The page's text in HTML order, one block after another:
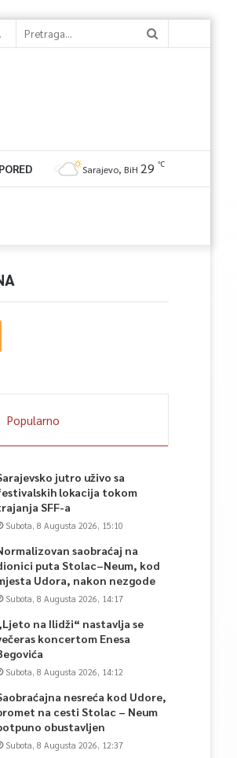
Sarajevo, BiH 29 ℃
Popularno
jutro uživo sa
lokacija tokom
SFF-a
Subota, 8 Augusta 2026, 15:10
saobraćaj na
puta Stolac–Neum, kod
Udora, nakon nezgode
Subota, 8 Augusta 2026, 14:17
na Ilidži“ nastavlja se
koncertom Enesa
Subota, 8 Augusta 2026, 14:12
nesreća kod Udore,
na cesti Stolac – Neum
obustavljen
Subota, 8 Augusta 2026, 12:37